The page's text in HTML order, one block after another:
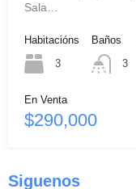
Sala…
Habitacións
3
Baños
3
En Venta
$290,000
Siguenos